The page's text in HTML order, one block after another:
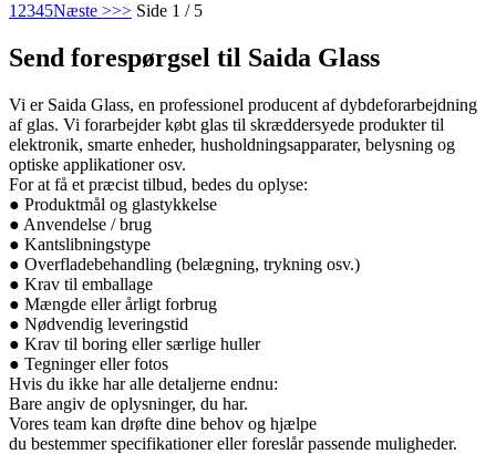
1 2345Næste >>> Side 1 / 5
Send forespørgsel til Saida Glass
Vi er Saida Glass, en professionel producent af dybdeforarbejdning
af glas. Vi forarbejder købt glas til skræddersyede produkter til
elektronik, smarte enheder, husholdningsapparater, belysning og
optiske applikationer osv.
For at få et præcist tilbud, bedes du oplyse:
● Produktmål og glastykkelse
● Anvendelse / brug
● Kantslibningstype
● Overfladebehandling (belægning, trykning osv.)
● Krav til emballage
● Mængde eller årligt forbrug
● Nødvendig leveringstid
● Krav til boring eller særlige huller
● Tegninger eller fotos
Hvis du ikke har alle detaljerne endnu:
Bare angiv de oplysninger, du har.
Vores team kan drøfte dine behov og hjælpe
du bestemmer specifikationer eller foreslår passende muligheder.